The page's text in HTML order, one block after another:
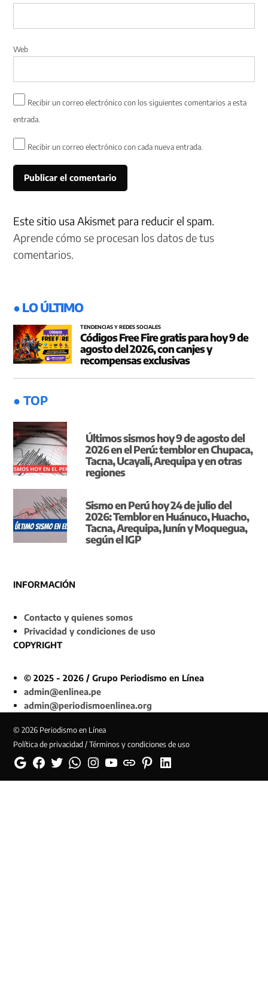
Web
Recibir un correo electrónico con los siguientes comentarios a esta
entrada.
Recibir un correo electrónico con cada nueva entrada.
Este sitio usa Akismet para reducir el spam.
Aprende cómo se procesan los datos de tus
comentarios.
● LO ÚLTIMO
TENDENCIAS Y REDES SOCIALES
Códigos Free Fire gratis para hoy 9 de
agosto del 2026, con canjes y
recompensas exclusivas
● TOP
Últimos sismos hoy 9 de agosto del
2026 en el Perú: temblor en Chupaca,
Tacna, Ucayali, Arequipa y en otras
regiones
Sismo en Perú hoy 24 de julio del
2026: Temblor en Huánuco, Huacho,
Tacna, Arequipa, Junín y Moquegua,
según el IGP
INFORMACIÓN
Contacto y quienes somos
Privacidad y condiciones de uso
COPYRIGHT
© 2025 - 2026 / Grupo Periodismo en Línea
admin@enlinea.pe
admin@periodismoenlinea.org
© 2026 Periodismo en Línea
Política de privacidad / Términos y condiciones de uso
GoogleFacebookTwitterWhatsappInstagramYouTubeWeb PinterestLinkedin